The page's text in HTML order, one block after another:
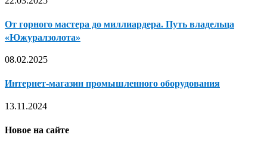
От горного мастера до миллиардера. Путь владельца
«Южуралзолота»
08.02.2025
Интернет-магазин промышленного оборудования
13.11.2024
Новое на сайте